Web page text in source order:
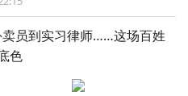
卖员到实习律师……这场百姓
色